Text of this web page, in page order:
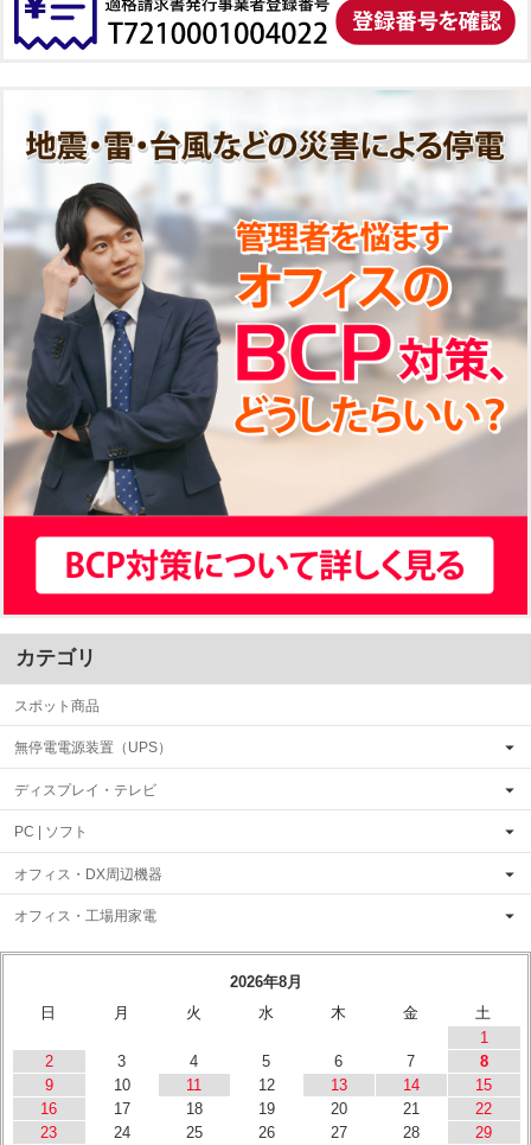
カテゴリ
スポット商品
無停電電源装置（UPS）
ディスプレイ・テレビ
PC | ソフト
オフィス・DX周辺機器
オフィス・工場用家電
2026年8月
日
月 火 水 木 金
土
1
2
3 4 5 6 7
8
9
10 11 12 13 14
15
16
17 18 19 20 21
22
23
24 25 26 27 28
29